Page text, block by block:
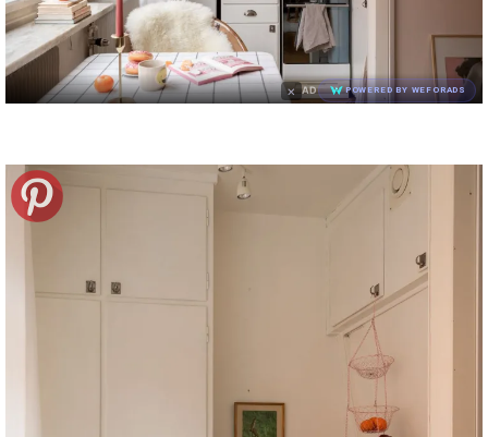
× AD POWERED BY WEFORADS